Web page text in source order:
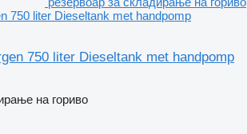
750 liter Dieseltank met handpomp
750 liter Dieseltank met handpomp
на гориво